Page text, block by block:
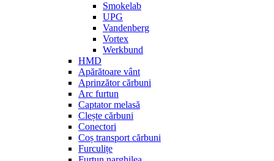
Smokelab
UPG
Vandenberg
Vortex
Werkbund
HMD
Apărătoare vânt
Aprinzător cărbuni
Arc furtun
Captator melasă
Clește cărbuni
Conectori
Coș transport cărbuni
Furculițe